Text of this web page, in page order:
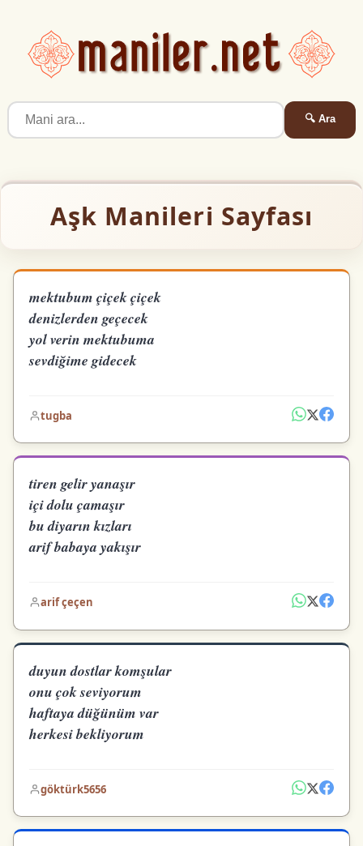
🔍 Ara
Aşk Manileri Sayfası
mektubum çiçek çiçek
denizlerden geçecek
yol verin mektubuma
sevdiğime gidecek
tugba
tiren gelir yanaşır
içi dolu çamaşır
bu diyarın kızları
arif babaya yakışır
arif çeçen
duyun dostlar komşular
onu çok seviyorum
haftaya düğünüm var
herkesi bekliyorum
göktürk5656